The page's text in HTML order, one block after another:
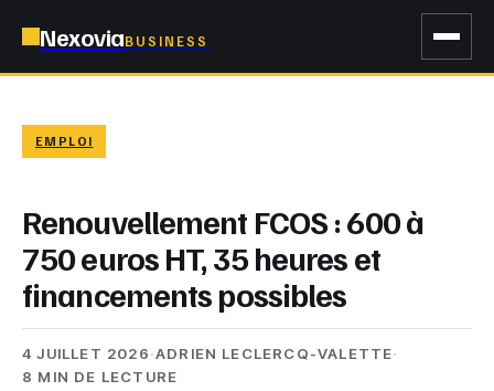
NexoviaBUSINESS
EMPLOI
Renouvellement FCOS : 600 à
750 euros HT, 35 heures et
financements possibles
4 JUILLET 2026·ADRIEN LECLERCQ-VALETTE·
8 MIN DE LECTURE